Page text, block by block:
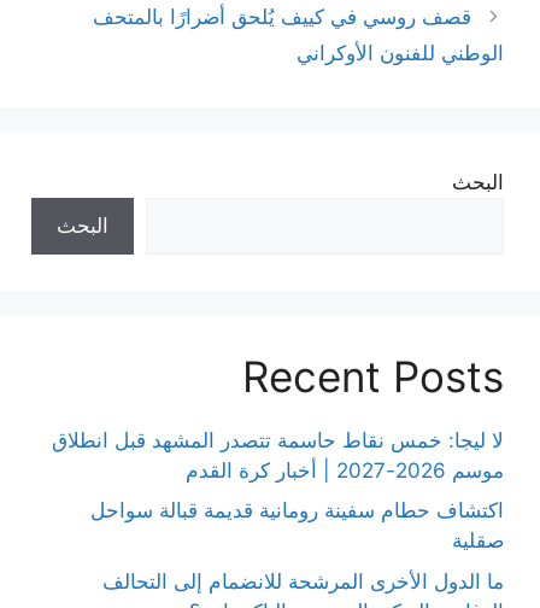
قصف روسي في كييف يُلحق أضرارًا بالمتحف
الوطني للفنون الأوكراني
البحث
البحث
Recent Posts
لا ليجا: خمس نقاط حاسمة تتصدر المشهد قبل انطلاق
موسم 2026-2027 | أخبار كرة القدم
اكتشاف حطام سفينة رومانية قديمة قبالة سواحل
صقلية
ما الدول الأخرى المرشحة للانضمام إلى التحالف